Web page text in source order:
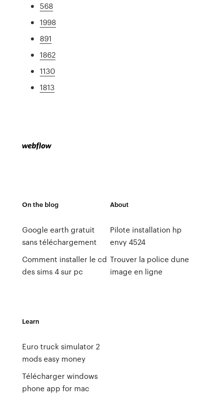
568
1998
891
1862
1130
1813
On the blog
Google earth gratuit
sans téléchargement
Comment installer le cd
des sims 4 sur pc
About
Pilote installation hp
envy 4524
Trouver la police dune
image en ligne
Learn
Euro truck simulator 2
mods easy money
Télécharger windows
phone app for mac